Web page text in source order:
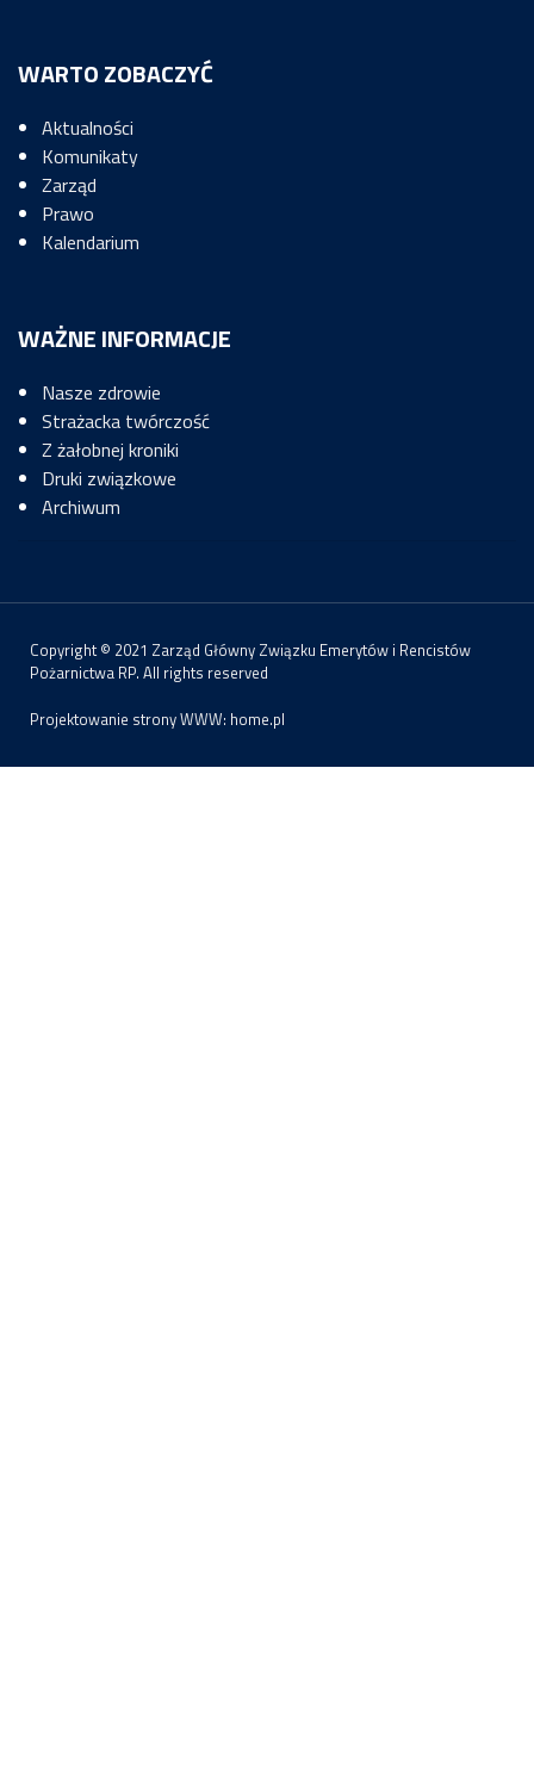
WARTO ZOBACZYĆ
Aktualności
Komunikaty
Zarząd
Prawo
Kalendarium
WAŻNE INFORMACJE
Nasze zdrowie
Strażacka twórczość
Z żałobnej kroniki
Druki związkowe
Archiwum
Copyright © 2021 Zarząd Główny Związku Emerytów i Rencistów
Pożarnictwa RP. All rights reserved
Projektowanie strony WWW: home.pl